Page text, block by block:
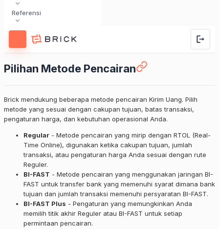
Referensi
Pilihan Metode Pencairan
Brick mendukung beberapa metode pencairan Kirim Uang. Pilih
metode yang sesuai dengan cakupan tujuan, batas transaksi,
pengaturan harga, dan kebutuhan operasional Anda.
Regular - Metode pencairan yang mirip dengan RTOL (Real-
Time Online), digunakan ketika cakupan tujuan, jumlah
transaksi, atau pengaturan harga Anda sesuai dengan rute
Reguler.
BI-FAST - Metode pencairan yang menggunakan jaringan BI-
FAST untuk transfer bank yang memenuhi syarat dimana bank
tujuan dan jumlah transaksi memenuhi persyaratan BI-FAST.
BI-FAST Plus - Pengaturan yang memungkinkan Anda
memilih titik akhir Reguler atau BI-FAST untuk setiap
permintaan pencairan.